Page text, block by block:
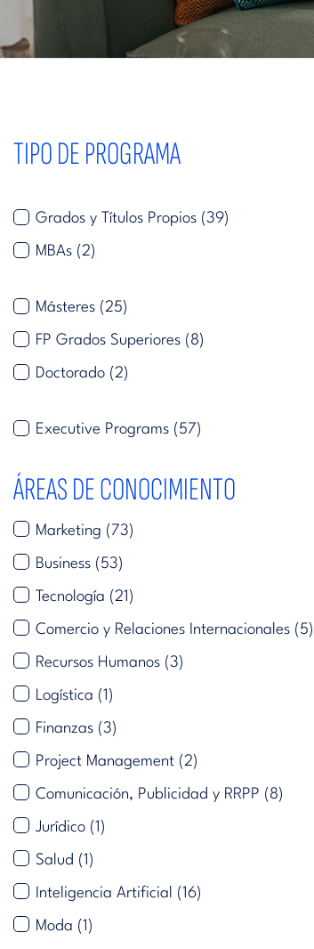
TIPO DE PROGRAMA
Grados y Títulos Propios (39)
MBAs (2)
Másteres (25)
FP Grados Superiores (8)
Doctorado (2)
Executive Programs (57)
ÁREAS DE CONOCIMIENTO
Marketing (73)
Business (53)
Tecnología (21)
Comercio y Relaciones Internacionales (5)
Recursos Humanos (3)
Logística (1)
Finanzas (3)
Project Management (2)
Comunicación, Publicidad y RRPP (8)
Jurídico (1)
Salud (1)
Inteligencia Artificial (16)
Moda (1)